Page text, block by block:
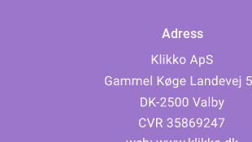
Adress